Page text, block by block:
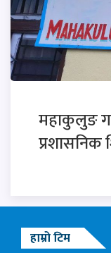
महाकुलुङ
प्रशासनिक
हाम्रो टिम